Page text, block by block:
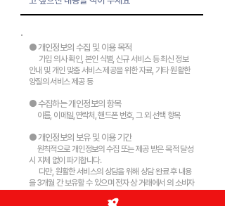
● 개인정보의 수집 및 이용 목적
가입 의사 확인, 본인 식별, 신규 서비스 등 최신 정보
안내 및 개인 맞춤 서비스 제공을 위한 자료, 기타 원활한
양질의 서비스 제공 등
● 수집하는 개인정보의 항목
이름, 이메일,연락처, 핸드폰 번호, 그 외 선택 항목
● 개인정보의 보유 및 이용 기간
원칙적으로 개인정보의 수집 또는 제공 받은 목적 달성
시 지체 없이 파기합니다.
다만, 원활한 서비스의 상담을 위해 상담 완료 후 내용
을 3개월 간 보유할 수 있으며 전자 상 거래에서 의 소비자